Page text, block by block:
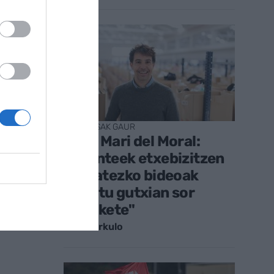
ENPRESAK GAUR
Jose Mari del Moral:
"Agenteek etxebizitzen
kalitatezko bideoak
minutu gutxian sor
ditzakete"
Iraitz Urkulo